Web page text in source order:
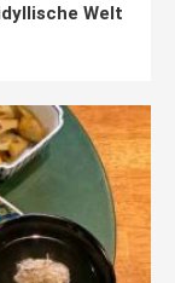
Welt